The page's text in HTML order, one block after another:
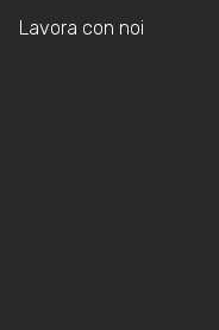
Lavora con noi